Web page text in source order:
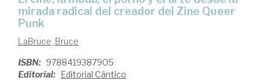
mirada radical del creador del Zine Queer
Punk
LaBruce, Bruce
ISBN: 9788419387905
Editorial: Editorial Cántico